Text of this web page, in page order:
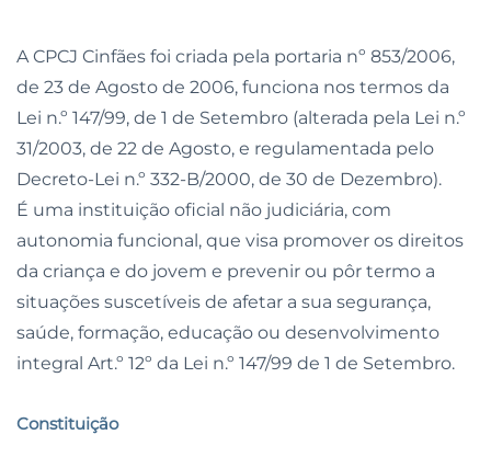
A CPCJ Cinfães foi criada pela portaria nº 853/2006,
de 23 de Agosto de 2006, funciona nos termos da
Lei n.º 147/99, de 1 de Setembro (alterada pela Lei n.º
31/2003, de 22 de Agosto, e regulamentada pelo
Decreto-Lei n.º 332-B/2000, de 30 de Dezembro).
É uma instituição oficial não judiciária, com
autonomia funcional, que visa promover os direitos
da criança e do jovem e prevenir ou pôr termo a
situações suscetíveis de afetar a sua segurança,
saúde, formação, educação ou desenvolvimento
integral Art.º 12º da Lei n.º 147/99 de 1 de Setembro.
Constituição